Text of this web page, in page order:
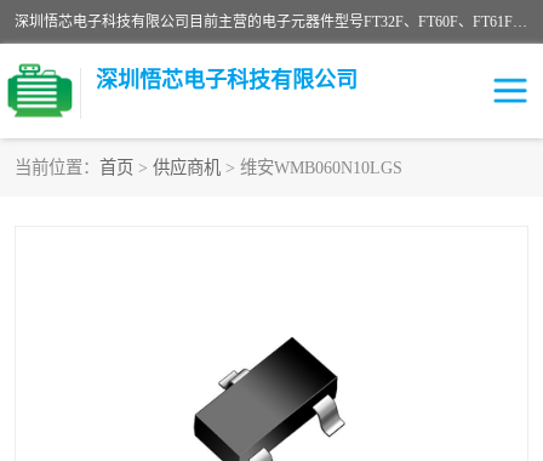
深圳悟芯电子科技有限公司目前主营的电子元器件型号FT32F、FT60F、FT61F、FT62F、FT64F、FT61FC、MCU EEPROM MOS LDO 稳压管 触摸IC DC-DC AC-DC 协议IC等，广泛应用于LED射灯、LED日光灯、等诸多领域。
深圳悟芯电子科技有限公司
当前位置： 首页 > 供应商机 > 维安WMB060N10LGS
FT61F